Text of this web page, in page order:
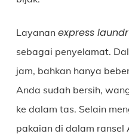
Layanan express
sebagai penyelamat.
jam, bahkan hanya
Anda sudah bersih,
ke dalam tas. Selain
pakaian di dalam ransel